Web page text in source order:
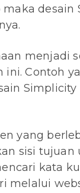
desain
menjadi
ini. Contoh
Simplicity
yang
sisi tujuan
kata
melalui